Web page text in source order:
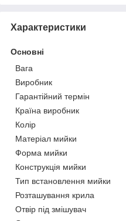
Характеристики
Основні
Вага
Виробник
Гарантійний термін
Країна виробник
Колір
Матеріал мийки
Форма мийки
Конструкція мийки
Тип встановлення мийки
Розташування крила
Отвір під змішувач